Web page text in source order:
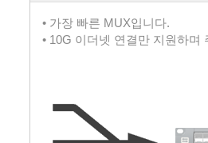
• 가장 빠른 MUX입니다.
• 10G 이더넷 연결만 지원하